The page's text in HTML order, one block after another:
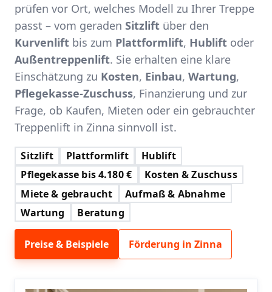
prüfen vor Ort, welches Modell zu Ihrer Treppe
passt – vom geraden Sitzlift über den
Kurvenlift bis zum Plattformlift, Hublift oder
Außentreppenlift. Sie erhalten eine klare
Einschätzung zu Kosten, Einbau, Wartung,
Pflegekasse-Zuschuss, Finanzierung und zur
Frage, ob Kaufen, Mieten oder ein gebrauchter
Treppenlift in Zinna sinnvoll ist.
Sitzlift Plattformlift
Hublift
Pflegekasse bis 4.180 €
Kosten & Zuschuss
Miete & gebraucht
Aufmaß & Abnahme
Wartung
Beratung
Preise & Beispiele Förderung in Zinna